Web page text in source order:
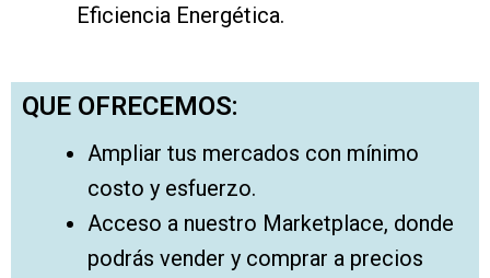
Eficiencia Energética.
QUE OFRECEMOS:
Ampliar tus mercados con mínimo
costo y esfuerzo.
Acceso a nuestro Marketplace, donde
podrás vender y comprar a precios